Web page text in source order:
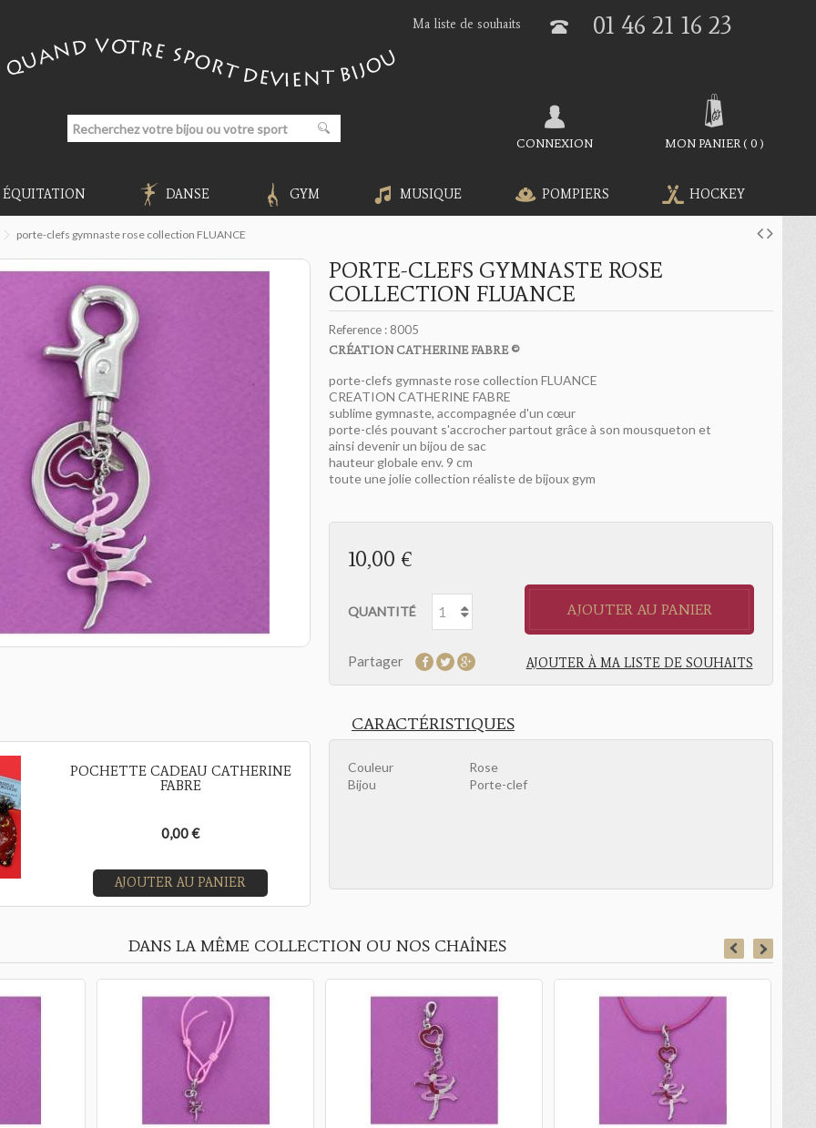
01 46 21 16 23
Ma liste de souhaits
MON PANIER( 0 )
CONNEXION
ÉQUITATION DANSE GYM MUSIQUE POMPIERS HOCKEY
porte-clefs gymnaste rose collection FLUANCE
PORTE-CLEFS GYMNASTE ROSE
COLLECTION FLUANCE
Reference : 8005
CRÉATION CATHERINE FABRE ©
porte-clefs gymnaste rose collection FLUANCE
CREATION CATHERINE FABRE
sublime gymnaste, accompagnée d'un cœur
porte-clés pouvant s'accrocher partout grâce à son mousqueton et
ainsi devenir un bijou de sac
hauteur globale env. 9 cm
toute une jolie collection réaliste de bijoux gym
10,00 €
QUANTITÉ AJOUTER AU PANIER
Partager AJOUTER À MA LISTE DE SOUHAITS
POCHETTE CADEAU CATHERINE
FABRE
0,00 €
AJOUTER AU PANIER
CARACTÉRISTIQUES
Couleur
Rose
Bijou
Porte-clef
DANS LA MÊME COLLECTION OU NOS CHAÎNES